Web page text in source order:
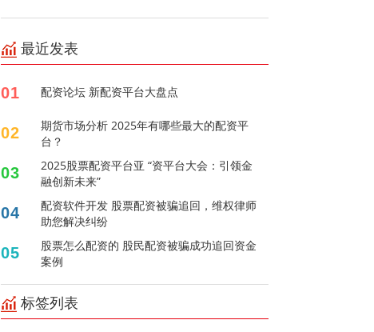
最近发表
01 配资论坛 新配资平台大盘点
02
期货市场分析 2025年有哪些最大的配资平
台？
03
2025股票配资平台亚 “资平台大会：引领金
融创新未来”
04
配资软件开发 股票配资被骗追回，维权律师
助您解决纠纷
05
股票怎么配资的 股民配资被骗成功追回资金
案例
标签列表